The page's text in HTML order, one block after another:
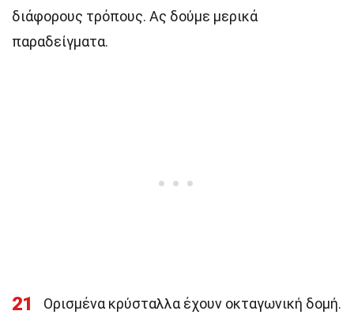
διάφορους τρόπους. Ας δούμε μερικά
παραδείγματα.
21 Ορισμένα κρύσταλλα έχουν οκταγωνική δομή.